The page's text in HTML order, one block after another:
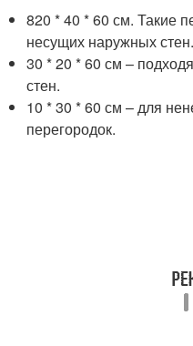
820 * 40 * 60 см. Такие
несущих наружных стен.
30 * 20 * 60 см –
стен.
10 * 30 * 60 см – для
перегородок.